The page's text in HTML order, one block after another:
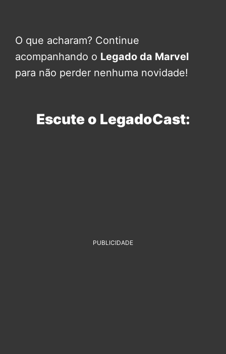
O que acharam? Continue
acompanhando o Legado da Marvel
para não perder nenhuma novidade!
Escute o LegadoCast:
PUBLICIDADE